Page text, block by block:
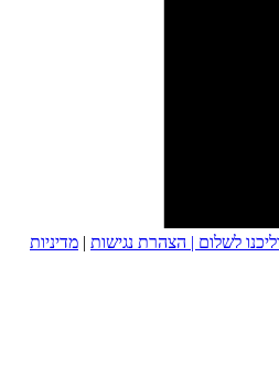
לשלום | הצהרת נגישות | מדיניות